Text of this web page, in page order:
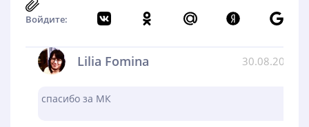
Войдите:
Lilia Fomina 30.08.2024
спасибо за МК